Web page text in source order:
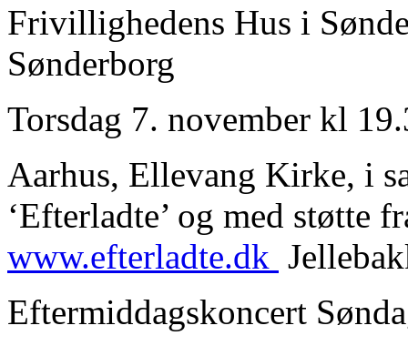
Frivillighedens Hus i
Sønderborg
Torsdag 7. november kl
Aarhus, Ellevang Kirke, i
‘Efterladte’ og med støtte
www.efterladte.dk
Eftermiddagskoncert